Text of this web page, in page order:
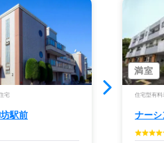
宅
駅前
満室
住宅型有料
ナー